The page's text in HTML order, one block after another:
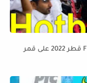
القنوات الناقلة لمباريات كأس العالم FIFA قطر 2022 على قمر